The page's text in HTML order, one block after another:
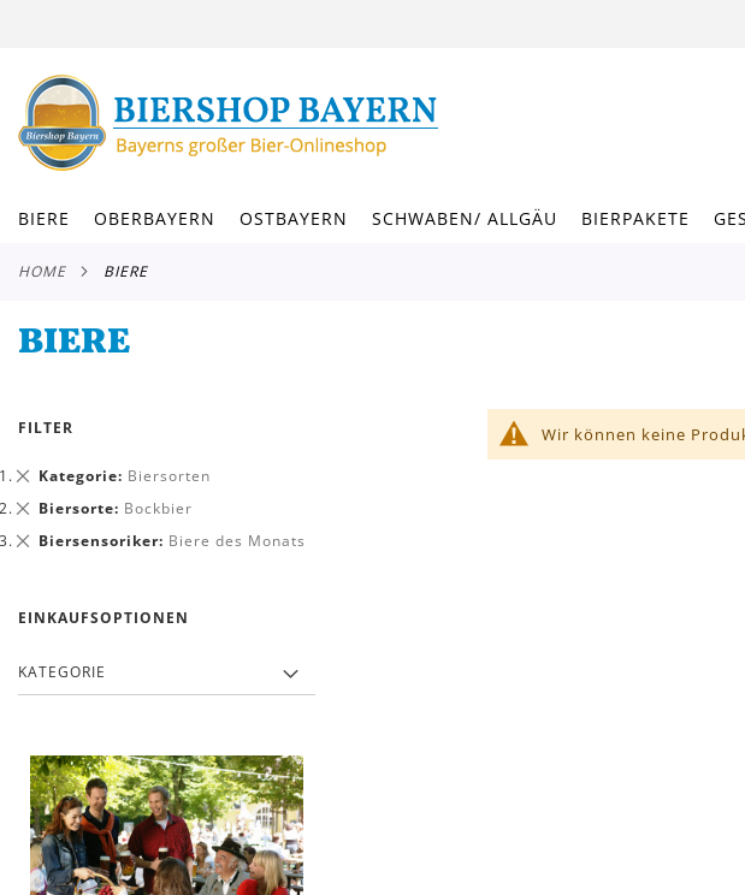
INHALT
BIERE OBERBAYERN OSTBAYERN SCHWABEN/ ALLGÄU BIERPAKETE
HOME BIERE
BIERE
Wir können keine
FILTER
Kategorie Biersorten
Dies
Biersorte Bockbier
Dies
Biersensoriker Biere des Monats
Dies
EINKAUFSOPTIONEN
KATEGORIE